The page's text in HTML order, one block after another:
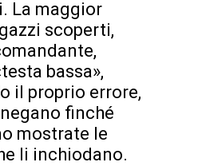
La maggior
scoperti,
bassa»,
il proprio errore,
finché
mostrate le
li inchiodano.